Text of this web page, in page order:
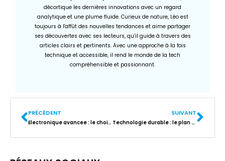
décortique les dernières innovations avec un regard
analytique et une plume fluide. Curieux de nature, Léo est
toujours à l'affût des nouvelles tendances et aime partager
ses découvertes avec ses lecteurs, qu’il guide à travers des
articles clairs et pertinents. Avec une approche à la fois
technique et accessible, il rend le monde de la tech
compréhensible et passionnant.
PRÉCÉDENT
Electronique avancee : le choix de la signature conforme eIDAS ?
SUIVANT
Technologie durable : le plan d’action pour réduire l’empreinte numérique en entreprise